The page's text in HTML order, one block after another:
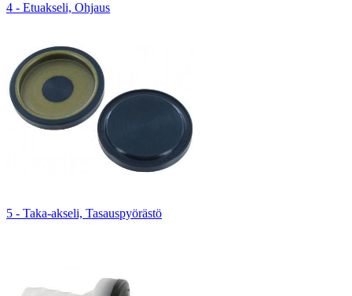
4 - Etuakseli, Ohjaus
5 - Taka-akseli, Tasauspyörästö